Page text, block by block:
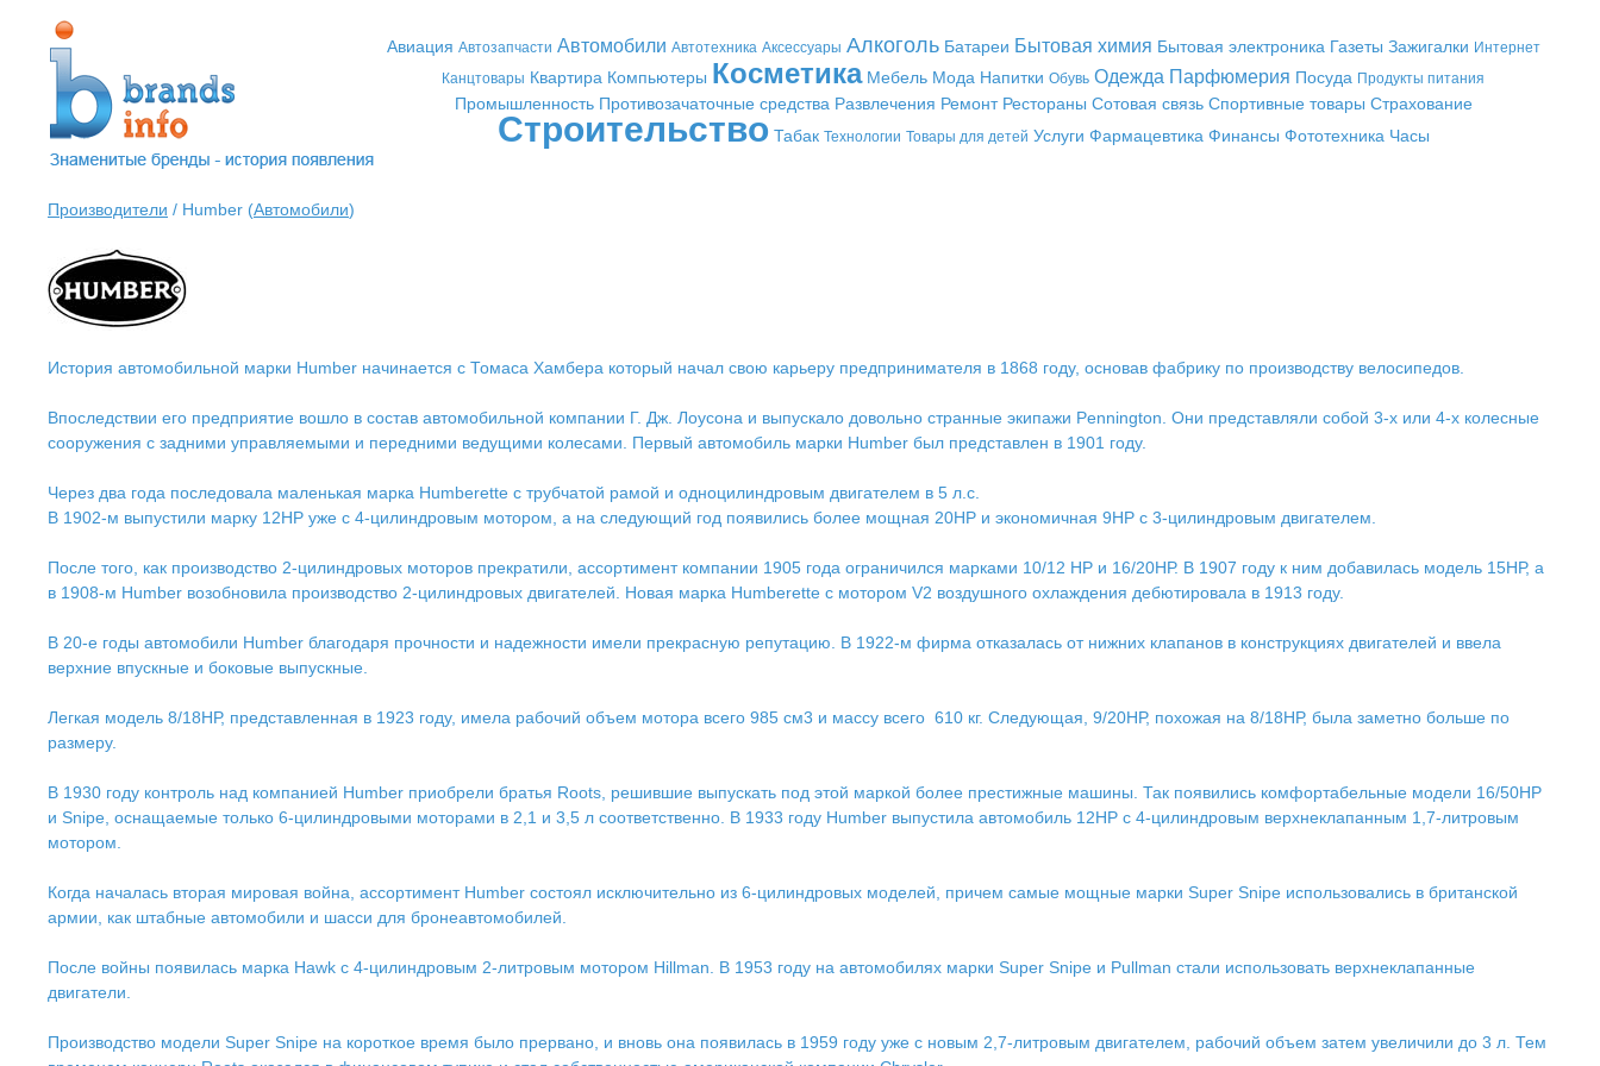
Авиация Автозапчасти Автомобили Автотехника Аксессуары Алкоголь Батареи Бытовая химия Бытовая электроника Газеты Зажигалки Интернет
Канцтовары Квартира Компьютеры Косметика Мебель Мода Напитки Обувь Одежда Парфюмерия Посуда Продукты питания
Промышленность Противозачаточные средства Развлечения Ремонт Рестораны Сотовая связь Спортивные товары Страхование
Строительство Табак Технологии Товары для детей Услуги Фармацевтика Финансы Фототехника Часы
Производители / Humber (Автомобили)
История автомобильной марки Humber начинается с Томаса Хамбера который начал свою карьеру предпринимателя в 1868 году, основав фабрику по производству велосипедов.
Впоследствии его предприятие вошло в состав автомобильной компании Г. Дж. Лоусона и выпускало довольно странные экипажи Pennington. Они представляли собой 3-х или 4-х колесные
сооружения с задними управляемыми и передними ведущими колесами. Первый автомобиль марки Humber был представлен в 1901 году.
Через два года последовала маленькая марка Humberette с трубчатой рамой и одноцилиндровым двигателем в 5 л.с.
В 1902-м выпустили марку 12НР уже с 4-цилиндровым мотором, а на следующий год появились более мощная 20НР и экономичная 9НР с 3-цилиндровым двигателем.
После того, как производство 2-цилиндровых моторов прекратили, ассортимент компании 1905 года ограничился марками 10/12 HP и 16/20НР. В 1907 году к ним добавилась модель 15НР, а
в 1908-м Humber возобновила производство 2-цилиндровых двигателей. Новая марка Humberette с мотором V2 воздушного охлаждения дебютировала в 1913 году.
В 20-е годы автомобили Humber благодаря прочности и надежности имели прекрасную репутацию. В 1922-м фирма отказалась от нижних клапанов в конструкциях двигателей и ввела
верхние впускные и боковые выпускные.
Легкая модель 8/18НР, представленная в 1923 году, имела рабочий объем мотора всего 985 см3 и массу всего 610 кг. Следующая, 9/20НР, похожая на 8/18НР, была заметно больше по
размеру.
В 1930 году контроль над компанией Humber приобрели братья Roots, решившие выпускать под этой маркой более престижные машины. Так появились комфортабельные модели 16/50НР
и Snipe, оснащаемые только 6-цилиндровыми моторами в 2,1 и 3,5 л соответственно. В 1933 году Humber выпустила автомобиль 12НР с 4-цилиндровым верхнеклапанным 1,7-литровым
мотором.
Когда началась вторая мировая война, ассортимент Humber состоял исключительно из 6-цилиндровых моделей, причем самые мощные марки Super Snipe использовались в британской
армии, как штабные автомобили и шасси для бронеавтомобилей.
После войны появилась марка Hawk с 4-цилиндровым 2-литровым мотором Hillman. В 1953 году на автомобилях марки Super Snipe и Pullman стали использовать верхнеклапанные
двигатели.
Производство модели Super Snipe на короткое время было прервано, и вновь она появилась в 1959 году уже с новым 2,7-литровым двигателем, рабочий объем затем увеличили до 3 л. Тем